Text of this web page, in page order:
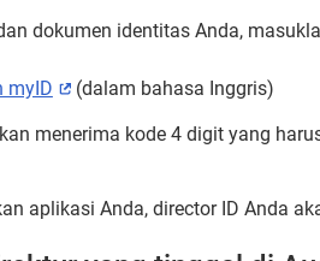
dokumen identitas Anda,
myID
External
(dalam bahasa Inggris)
menerima kode 4 digit yang
aplikasi Anda, director ID Anda